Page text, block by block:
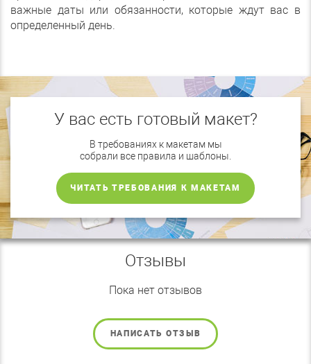
важные даты или обязанности, которые ждут вас в
определенный день.
У вас есть готовый макет?
В требованиях к макетам мы
собрали все правила и шаблоны.
ЧИТАТЬ ТРЕБОВАНИЯ К МАКЕТАМ
Отзывы
Пока нет отзывов
НАПИСАТЬ ОТЗЫВ